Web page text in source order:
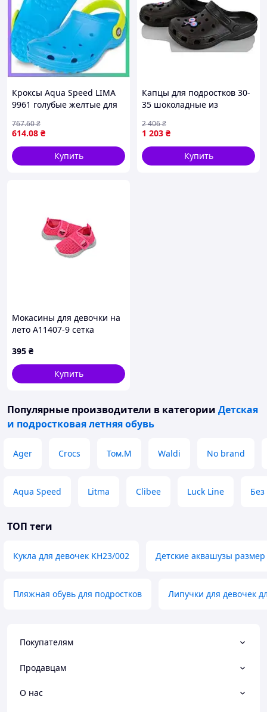
Кроксы Aqua Speed LIMA
9961 голубые желтые для
скользящие для плавания
SKU_555-02
614.08 ₴
767.60₴
Купить
Капцы для подростков 30-
35 шоколадные из
летнего обуви 6 пар в
упаковке
1 203 ₴
2 406₴
Купить
Мокасины для девочки на
лето A11407-9 сетка
395 ₴
Купить
Популярные производители в категории Детская
и подростковая летняя обувь
Ager Crocs Том.М Waldi No brand
Aqua Speed Litma Clibee Luck Line
ТОП теги
Кукла для девочек KH23/002 Детские аквашузы размер
Пляжная обувь для подростков Липучки для девочек
Покупателям
Продавцам
О нас